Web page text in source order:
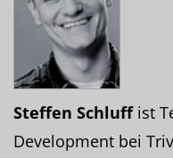
Steffen Schluffist
Development bei